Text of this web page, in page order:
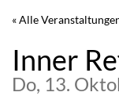
Zum
springen
« Alle
Inner
Do, 13.